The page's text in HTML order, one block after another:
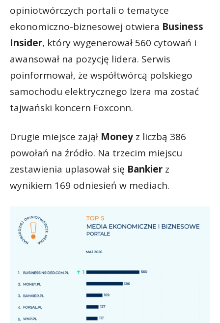
opiniotwórczych portali o tematyce
ekonomiczno-biznesowej otwiera Business
Insider, który wygenerował 560 cytowań i
awansował na pozycję lidera. Serwis
poinformował, że współtwórcą polskiego
samochodu elektrycznego Izera ma zostać
tajwański koncern Foxconn.
Drugie miejsce zajął Money z liczbą 386
powołań na źródło. Na trzecim miejscu
zestawienia uplasował się Bankier z
wynikiem 169 odniesień w mediach.